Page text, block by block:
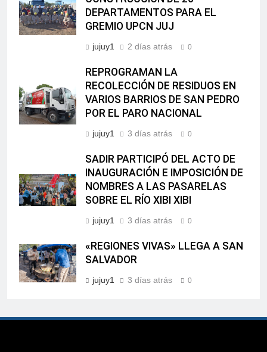
DEPARTAMENTOS PARA EL
GREMIO UPCN JUJ
jujuy1 2 días atrás 0
REPROGRAMAN LA
RECOLECCIÓN DE RESIDUOS EN
VARIOS BARRIOS DE SAN PEDRO
POR EL PARO NACIONAL
jujuy1 3 días atrás 0
SADIR PARTICIPÓ DEL ACTO DE
INAUGURACIÓN E IMPOSICIÓN DE
NOMBRES A LAS PASARELAS
SOBRE EL RÍO XIBI XIBI
jujuy1 3 días atrás 0
«REGIONES VIVAS» LLEGA A SAN
SALVADOR
jujuy1 3 días atrás 0